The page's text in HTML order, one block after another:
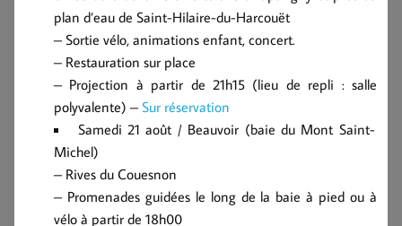
plan d’eau de Saint-Hilaire-du-Harcouët
– Sortie vélo, animations enfant, concert.
– Restauration sur place
– Projection à partir de 21h15 (lieu de repli : salle
polyvalente) – Sur réservation
Samedi 21 août / Beauvoir (baie du Mont Saint-
Michel)
– Rives du Couesnon
– Promenades guidées le long de la baie à pied ou à
vélo à partir de 18h00